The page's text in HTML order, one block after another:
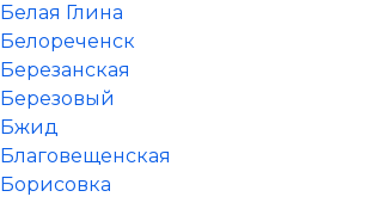
Белая Глина
Белореченск
Березанская
Березовый
Бжид
Благовещенская
Борисовка